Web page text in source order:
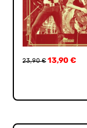
23,90€ 13,90€